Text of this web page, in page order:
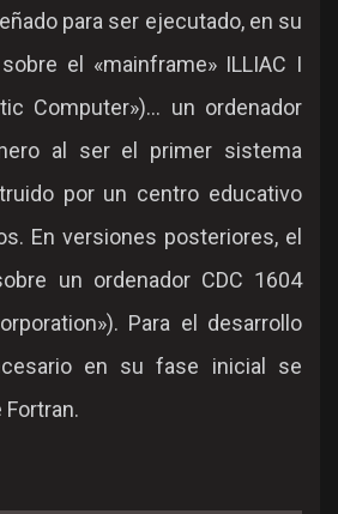
para ser ejecutado, en su
el «mainframe» ILLIAC I
Computer»)... un ordenador
al ser el primer sistema
por un centro educativo
En versiones posteriores, el
un ordenador CDC 1604
Para el desarrollo
en su fase inicial se